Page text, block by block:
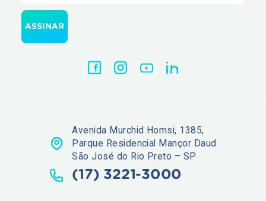
Avenida Murchid Homsi, 1385,
Parque Residencial Mançor Daud
São José do Rio Preto – SP
(17) 3221-3000